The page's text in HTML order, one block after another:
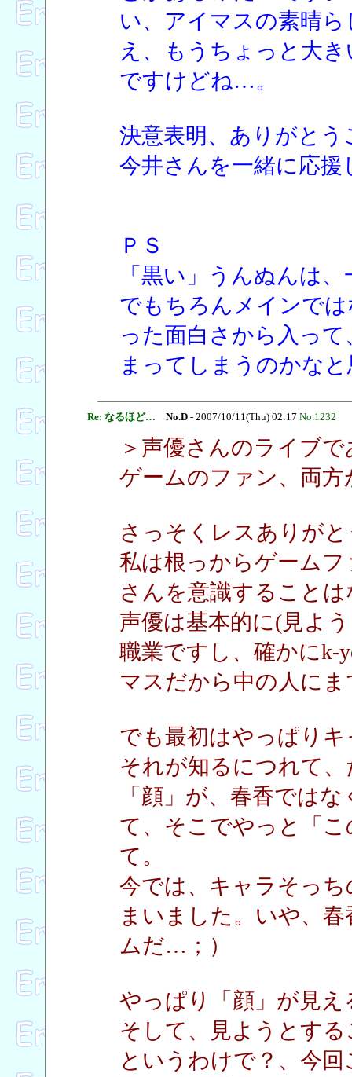
い、アイマスの素晴
え、もうちょっと大
ですけどね…。
決意表明、ありがと
今井さんを一緒に応
ＰＳ
「黒い」うんぬんは
でもちろんメインで
った面白さから入っ
まってしまうのかな
Re: なるほど… No.D- 2007/10/11(Thu) 02:17 No.1232
＞声優さんのライブ
ゲームのファン、両方
さっそくレスありが
私は根っからゲーム
さんを意識すること
声優は基本的に(見よ
職業ですし、確かにk-
マスだから中の人に
でも最初はやっぱり
それが知るにつれて
「顔」が、春香では
て、そこでやっと「
て。
今では、キャラそっ
まいました。いや、
ムだ…；）
やっぱり「顔」が見
そして、見ようとす
というわけで？、今